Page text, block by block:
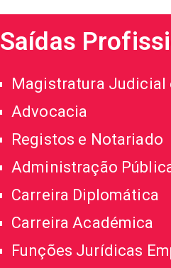
Saídas
Magistratura
Advocacia
Registos e Notariado
Administração
Carreira Diplomática
Carreira Académica
Funções Jurídicas